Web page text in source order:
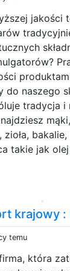
jakości
do naszego
tradycja i
zioła,
takie jak
krajowy
temu
która